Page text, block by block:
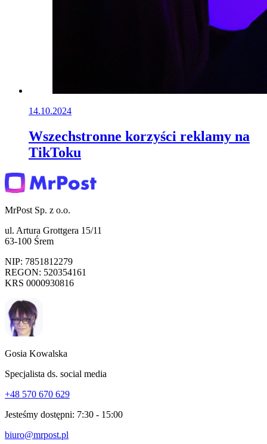
14.10.2024
Wszechstronne korzyści reklamy na
TikToku
MrPost Sp. z o.o.
ul. Artura Grottgera 15/11
63-100 Śrem
NIP: 7851812279
REGON: 520354161
KRS 0000930816
Gosia Kowalska
Specjalista ds. social media
+48 570 670 629
Jesteśmy dostępni: 7:30 - 15:00
biuro@mrpost.pl